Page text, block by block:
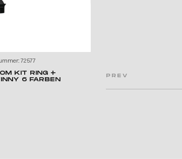
PREV
72577
KIT RING +
6 FARBEN
CUSTOM KIT RING +
PICATINNY RED